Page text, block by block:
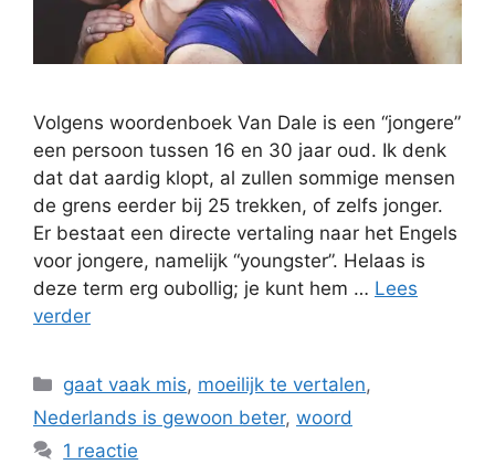
Volgens woordenboek Van Dale is een “jongere”
een persoon tussen 16 en 30 jaar oud. Ik denk
dat dat aardig klopt, al zullen sommige mensen
de grens eerder bij 25 trekken, of zelfs jonger.
Er bestaat een directe vertaling naar het Engels
voor jongere, namelijk “youngster”. Helaas is
deze term erg oubollig; je kunt hem … Lees
verder
Categorieën
gaat vaak mis, moeilijk te vertalen,
Nederlands is gewoon beter, woord
1 reactie